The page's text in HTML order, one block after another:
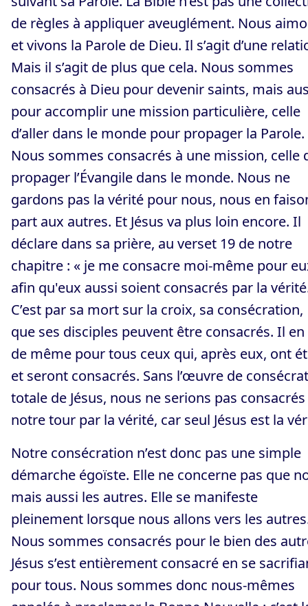
de règles à appliquer aveuglément. Nous
et vivons la Parole de Dieu. Il s’agit d’une
Mais il s’agit de plus que cela. Nous sommes
consacrés à Dieu pour devenir saints, mais
pour accomplir une mission particulière, celle
d’aller dans le monde pour propager la Parole.
Nous sommes consacrés à une mission, celle
propager l’Évangile dans le monde. Nous ne
gardons pas la vérité pour nous, nous en
part aux autres. Et Jésus va plus loin encore. Il
déclare dans sa prière, au verset 19 de notre
chapitre : « je me consacre moi-même pour
afin qu'eux aussi soient consacrés par la
C’est par sa mort sur la croix, sa consécration,
que ses disciples peuvent être consacrés. Il en
de même pour tous ceux qui, après eux, ont
et seront consacrés. Sans l’œuvre de
totale de Jésus, nous ne serions pas consacrés
notre tour par la vérité, car seul Jésus est la
Notre consécration n’est donc pas une simple
démarche égoïste. Elle ne concerne pas que
mais aussi les autres. Elle se manifeste
pleinement lorsque nous allons vers les
Nous sommes consacrés pour le bien des
Jésus s’est entièrement consacré en se
pour tous. Nous sommes donc nous-mêmes